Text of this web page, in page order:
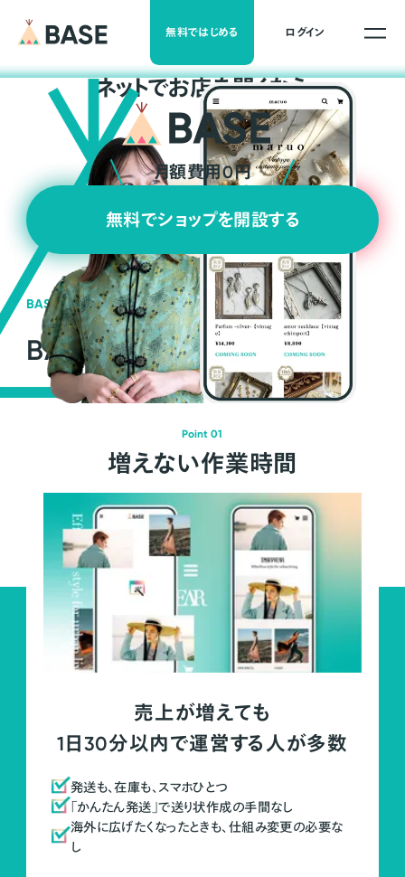
無料ではじめる ログイン
ネットでお店を開くなら
月額費用0円
無料でショップを開設する
BASEの強み
BASEが強い3つの理由
Point 01
増えない作業時間
売上が増えても
1日30分以内で運営する人が多数
発送も、在庫も、スマホひとつ
「かんたん発送」で送り状作成の手間なし
海外に広げたくなったときも、仕組み変更の必要な
し